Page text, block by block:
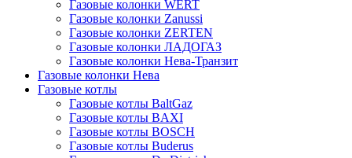
Газовые колонки WERT
Газовые колонки Zanussi
Газовые колонки ZERTEN
Газовые колонки ЛАДОГАЗ
Газовые колонки Нева-Транзит
Газовые колонки Нева
Газовые котлы
Газовые котлы BaltGaz
Газовые котлы BAXI
Газовые котлы BOSCH
Газовые котлы Buderus